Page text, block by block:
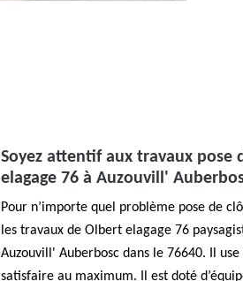
Soyez attentif aux travaux
elagage 76 à Auzouvill'
Pour n’importe quel problème pose de
les travaux de Olbert elagage 76
Auzouvill' Auberbosc dans le 76640. Il
satisfaire au maximum. Il est doté